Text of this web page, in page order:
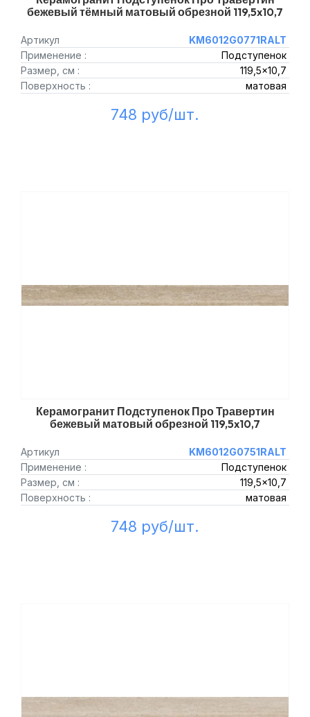
бежевый тёмный матовый обрезной 119,5x10,7
Артикул
KM6012G0771RALT
Применение :
Подступенок
Размер, см :
119,5x10,7
Поверхность :
матовая
748 руб/шт.
Керамогранит Подступенок Про Травертин
бежевый матовый обрезной 119,5x10,7
Артикул
KM6012G0751RALT
Применение :
Подступенок
Размер, см :
119,5x10,7
Поверхность :
матовая
748 руб/шт.